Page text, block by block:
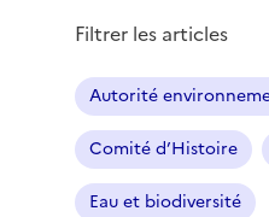
Filtrer les articles
Autorité
Comité d’Histoire
Eau et biodiversité